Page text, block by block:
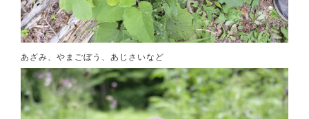
あざみ、やまごぼう、あじさいなど